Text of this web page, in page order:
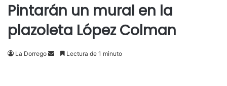
Pintarán un mural en la
plazoleta López Colman
La Dorrego
SendLectura de 1 minuto